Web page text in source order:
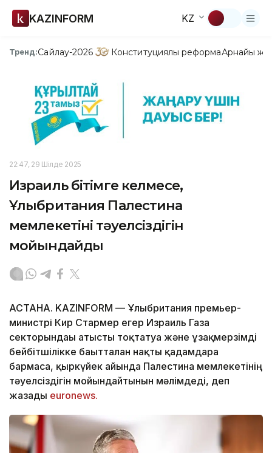
KAZINFORM KZ
Тренд:Сайлау-2026 Конституциялық реформаАрнайы
22:47, 29 Шілде 2025
Израиль бітімге келмесе,
Ұлыбритания Палестина
мемлекетінің тәуелсіздігін
мойындайды
АСТАНА. KAZINFORM — Ұлыбритания премьер-
министрі Кир Стармер егер Израиль Газа
секторындағы атысты тоқтатуға және ұзақмерзімді
бейбітшілікке бағытталған нақты қадамдарға
бармаса, қыркүйек айында Палестина мемлекетінің
тәуелсіздігін мойындайтынын мәлімдеді, деп
жазады euronews.